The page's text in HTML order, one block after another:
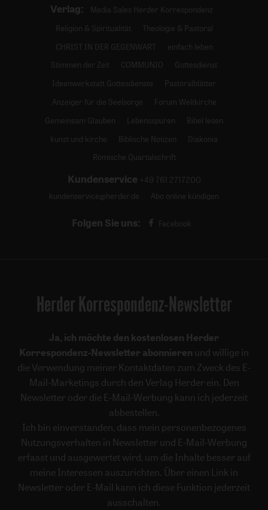
Verlag:
Media Sales Herder Korrespondenz
Religion & Spiritualität
Theologie & Pastoral
CHRIST IN DER GEGENWART
einfach leben
Stimmen der Zeit
COMMUNIO
Gottesdienst
Ideenwerkstatt Gottesdienste
Pastoralblätter
Anzeiger für die Seelsorge
Forum Weltkirche
Gemeinsam Glauben
Lebensspuren
Bibel lesen
kunst und kirche
Biblische Notizen
Diakonia
Römische Quartalschrift
Kundenservice +49 761 2717200
kundenservice@herder.de
Abo online kündigen
Folgen Sie uns: Facebook
Herder Korrespondenz-Newsletter
Ja, ich möchte den kostenlosen Herder
Korrespondenz-Newsletter abonnieren und willige in
die Verwendung meiner Kontaktdaten zum Zweck des E-
Mail-Marketings durch den Verlag Herder ein. Den
Newsletter oder die E-Mail-Werbung kann ich jederzeit
abbestellen.
Ich bin einverstanden, dass mein personenbezogenes
Nutzungsverhalten in Newsletter und E-Mail-Werbung
erfasst und ausgewertet wird, um die Inhalte besser auf
meine Interessen auszurichten. Über einen Link in
Newsletter oder E-Mail kann ich diese Funktion jederzeit
ausschalten.